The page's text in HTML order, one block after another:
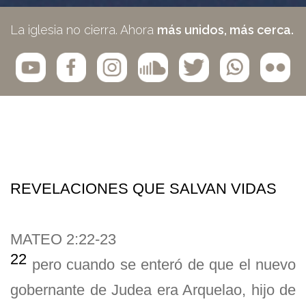
La iglesia no cierra. Ahora más unidos, más cerca.
REVELACIONES QUE SALVAN VIDAS
MATEO 2:22-23
22 pero cuando se enteró de que el nuevo
gobernante de Judea era Arquelao, hijo de